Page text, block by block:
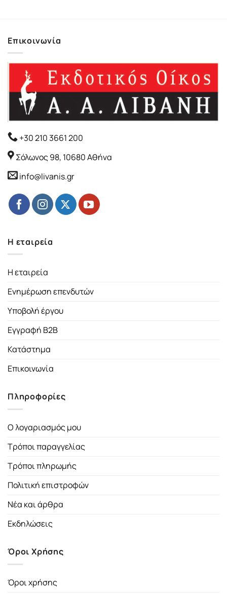
Επικοινωνία
+30 210 3661 200
Σόλωνος 98, 10680 Αθήνα
info@livanis.gr
Η εταιρεία
Η εταιρεία
Ενημέρωση επενδυτών
Υποβολή έργου
Εγγραφή B2B
Κατάστημα
Επικοινωνία
Πληροφορίες
Ο λογαριασμός μου
Τρόποι παραγγελίας
Τρόποι πληρωμής
Πολιτική επιστροφών
Νέα και άρθρα
Εκδηλώσεις
Όροι Χρήσης
Όροι χρήσης